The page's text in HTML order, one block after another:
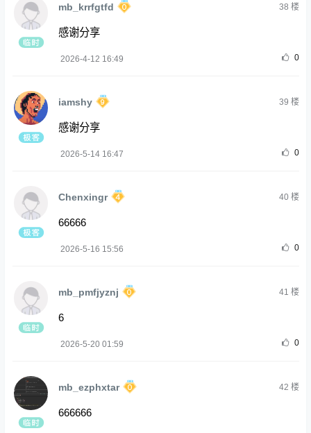
mb_krrfgtfd 38 楼
感谢分享
2026-4-12 16:49 0
iamshy 39 楼
感谢分享
2026-5-14 16:47 0
Chenxingr 40楼
66666
2026-5-16 15:56 0
mb_pmfjyznj 41 楼
6
2026-5-20 01:59 0
mb_ezphxtar 42 楼
666666